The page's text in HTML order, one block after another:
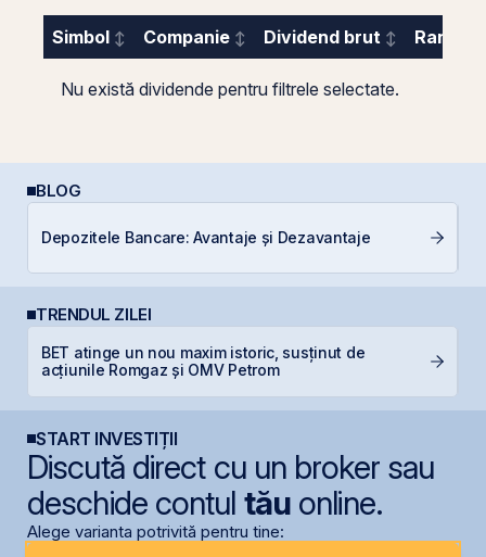
Simbol Companie Dividend brut
Nu există dividende pentru filtrele selectate.
BLOG
Depozitele Bancare: Avantaje și Dezavantaje
TRENDUL ZILEI
BET atinge un nou maxim istoric, susținut de
acțiunile Romgaz și OMV Petrom
START INVESTIȚII
Discută direct cu un broker sau
deschide contul tăuonline.
Alege varianta potrivită pentru tine: